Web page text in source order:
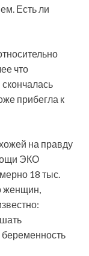
Есть ли
что
прибегла к
на правду
ЭКО
18 тыс.
женщин,
беременность